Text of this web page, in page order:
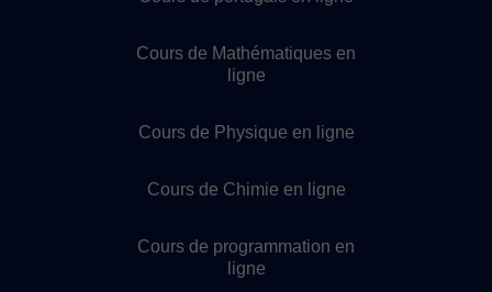
Cours de Mathématiques en
ligne
Cours de Physique en ligne
Cours de Chimie en ligne
Cours de programmation en
ligne